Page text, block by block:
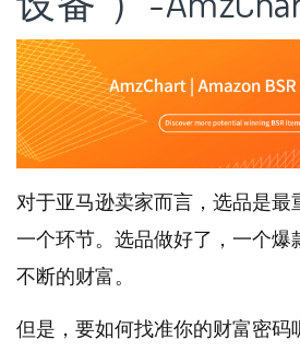
对于亚马逊卖家而言，选品是最
一个环节。选品做好了，一个爆
不断的财富。
但是，要如何找准你的财富密码